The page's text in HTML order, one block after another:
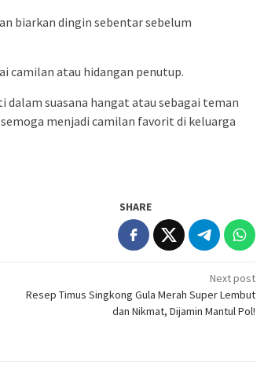
biarkan dingin sebentar sebelum
camilan atau hidangan penutup.
suasana hangat atau sebagai teman
menjadi camilan favorit di keluarga
SHARE
Next post
Resep Timus Singkong Gula Merah Super Lembut
dan Nikmat, Dijamin Mantul Pol!